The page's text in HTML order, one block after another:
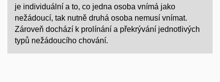
je individuální a to, co jedna osoba vnímá jako
nežádoucí, tak nutně druhá osoba nemusí vnímat.
Zároveň dochází k prolínání a překrývání jednotlivých
typů nežádoucího chování.